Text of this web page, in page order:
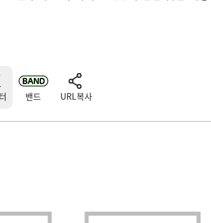
밴드 URL복사